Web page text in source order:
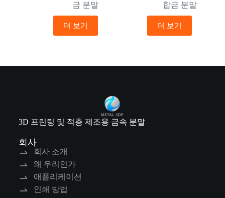
금 분말
더 보기
합금 분말
더 보기
3D 프린팅 및 적층 제조용 금속 분말
회사
회사 소개
왜 우리인가
애플리케이션
인쇄 방법